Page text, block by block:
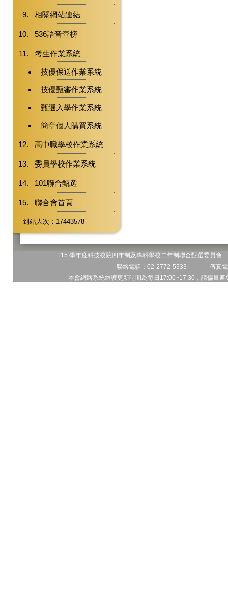
相關網站連結
536語音查榜
考生作業系統
技優保送作業系統
技優甄審作業系統
甄選入學作業系統
簡章個人購買系統
高中職學校作業系統
委員學校作業系統
101聯合甄選
聯合會首頁
到站人次：17443578
115 學年度科技校院四年制及專科學校二年制聯合甄選委員
聯絡電話：02-2772-5333 傳真
本會網路系統維護更新時間為每日17:00~17:30，請儘量